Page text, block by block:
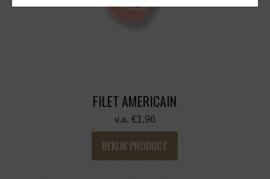
FILET AMERICAIN
v.a. €1,96
BEKIJK PRODUCT